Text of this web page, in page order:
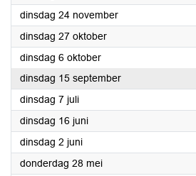
dinsdag 24 november2026
dinsdag 27 oktober2026
dinsdag 6 oktober2026
dinsdag 15 september2026
dinsdag 7 juli2026
dinsdag 16 juni2026
dinsdag 2 juni2026
donderdag 28 mei2026